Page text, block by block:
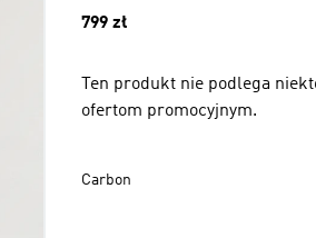
Cena
799 zł
Ten produkt nie podlega
ofertom promocyjnym.
Carbon